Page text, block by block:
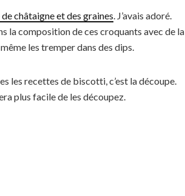
châtaigne et des graines. J’avais adoré.
la composition de ces croquants avec de la
les tremper dans des dips.
les recettes de biscotti, c’est la découpe.
plus facile de les découpez.